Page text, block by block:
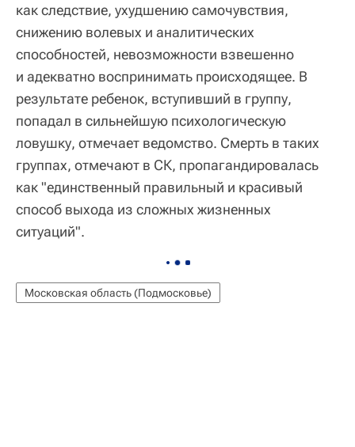
как следствие, ухудшению самочувствия,
снижению волевых и аналитических
способностей, невозможности взвешенно
и адекватно воспринимать происходящее. В
результате ребенок, вступивший в группу,
попадал в сильнейшую психологическую
ловушку, отмечает ведомство. Смерть в таких
группах, отмечают в СК, пропагандировалась
как "единственный правильный и красивый
способ выхода из сложных жизненных
ситуаций".
Московская область (Подмосковье)